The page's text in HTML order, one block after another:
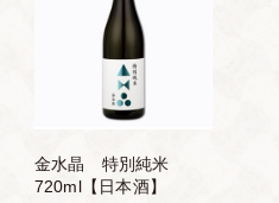
金水晶 特別純米
720ml【日本酒】